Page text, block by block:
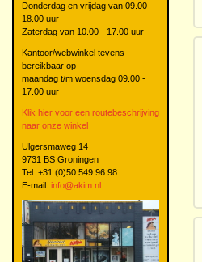
Donderdag en vrijdag van 09.00 -
18.00 uur
Zaterdag van 10.00 - 17.00 uur
Kantoor/webwinkel tevens
bereikbaar op
maandag t/m woensdag 09.00 -
17.00 uur
Klik hier voor een routebeschrijving
naar onze winkel
Ulgersmaweg 14
9731 BS Groningen
Tel. +31 (0)50 549 96 98
E-mail: info@akim.nl